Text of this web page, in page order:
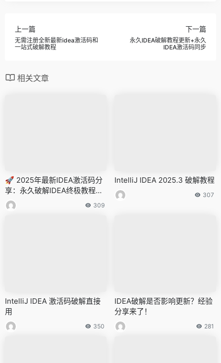
上一篇
无需注册全新最新idea激活码和
一站式破解教程
下一篇
永久IDEA破解教程更新+永久
IDEA激活码同步
相关文章
🚀 2025年最新IDEA激活码分
享：永久破解IDEA终极教程
（附破解补丁）
309
IntelliJ IDEA 2025.3 破解教程
307
IntelliJ IDEA 激活码破解直接
用
350
IDEA破解是否影响更新？经验
分享来了！
281